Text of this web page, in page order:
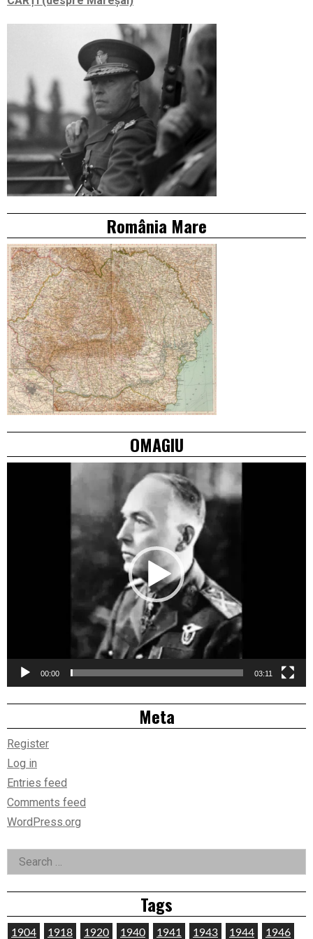
România Mare
OMAGIU
00:00 03:11
Meta
Register
Log in
Entries feed
Comments feed
WordPress.org
Search
for:
Tags
1904 1918 1920 1940 1941 1943 1944 1946